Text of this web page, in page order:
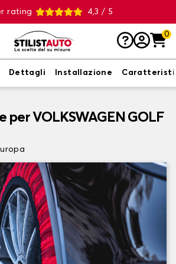
4,3 / 5
0
Dettagli Installazione
per VOLKSWAGEN GOLF